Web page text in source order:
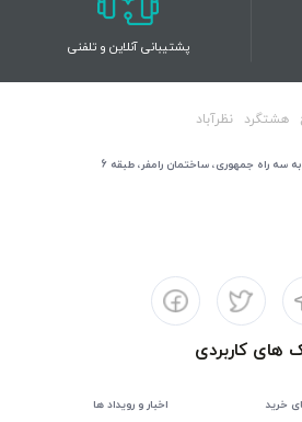
پشتیبانی آنلاین و تلفنی
هشتگرد نظرآباد
سه راه جمهوری، ساختمان رامفر، طبقه 6
های کاربردی
خرید اخبار و رویداد ها